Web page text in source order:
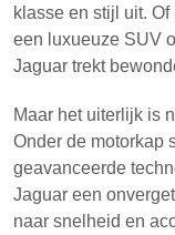
klasse en stijl uit.
een luxueuze SUV
Jaguar trekt
Maar het uiterlijk is
Onder de motorkap
geavanceerde
Jaguar een
naar snelheid en